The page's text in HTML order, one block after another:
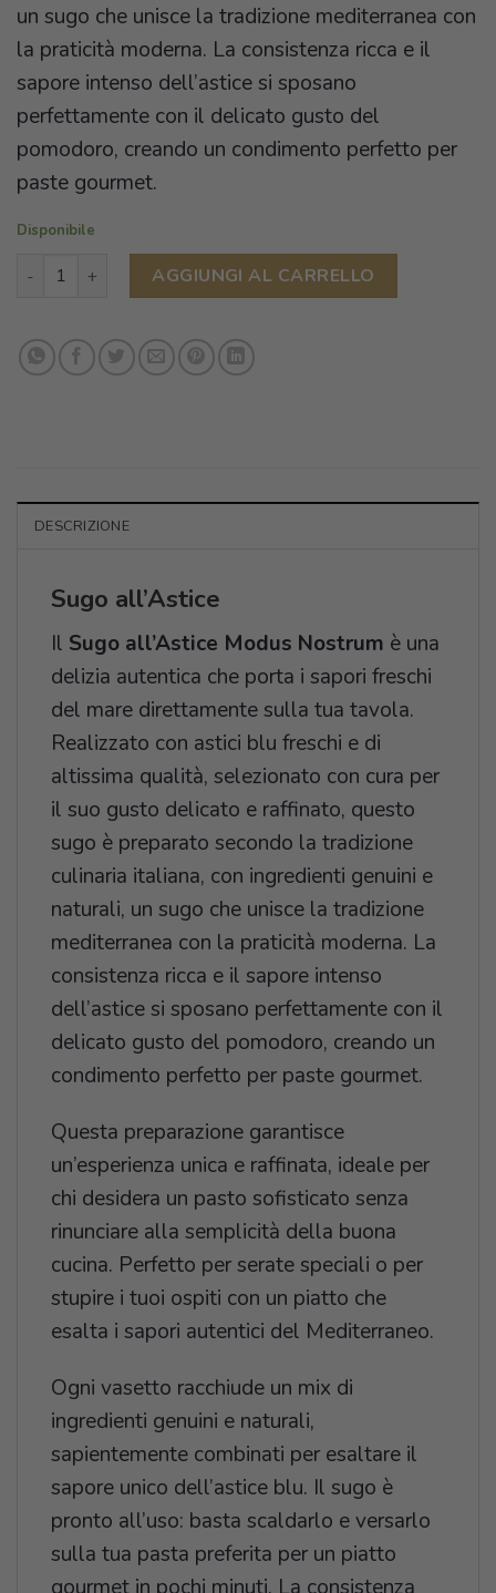
un sugo che unisce la tradizione mediterranea con
la praticità moderna. La consistenza ricca e il
sapore intenso dell’astice si sposano
perfettamente con il delicato gusto del
pomodoro, creando un condimento perfetto per
paste gourmet.
Disponibile
Sugo all'Astice 220g - LIMITED EDITION quantità
AGGIUNGI AL CARRELLO
DESCRIZIONE
Sugo all’Astice
Il Sugo all’Astice Modus Nostrum è una
delizia autentica che porta i sapori freschi
del mare direttamente sulla tua tavola.
Realizzato con astici blu freschi e di
altissima qualità, selezionato con cura per
il suo gusto delicato e raffinato, questo
sugo è preparato secondo la tradizione
culinaria italiana, con ingredienti genuini e
naturali, un sugo che unisce la tradizione
mediterranea con la praticità moderna. La
consistenza ricca e il sapore intenso
dell’astice si sposano perfettamente con il
delicato gusto del pomodoro, creando un
condimento perfetto per paste gourmet.
Questa preparazione garantisce
un’esperienza unica e raffinata, ideale per
chi desidera un pasto sofisticato senza
rinunciare alla semplicità della buona
cucina. Perfetto per serate speciali o per
stupire i tuoi ospiti con un piatto che
esalta i sapori autentici del Mediterraneo.
Ogni vasetto racchiude un mix di
ingredienti genuini e naturali,
sapientemente combinati per esaltare il
sapore unico dell’astice blu. Il sugo è
pronto all’uso: basta scaldarlo e versarlo
sulla tua pasta preferita per un piatto